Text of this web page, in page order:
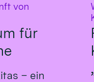
von
für
– ein